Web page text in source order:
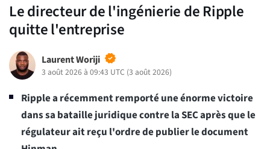
Le directeur de l'ingénierie de Ripple
quitte l'entreprise
Laurent Woriji
3 août 2026 à 09:43 UTC (3 août 2026)
Ripple a récemment remporté une énorme victoire
dans sa bataille juridique contre la SEC après que le
régulateur ait reçu l'ordre de publier le document